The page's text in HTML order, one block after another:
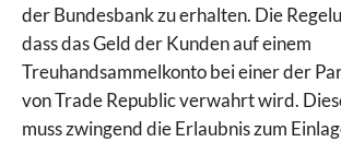
der Bundesbank zu erhalten. Die
dass das Geld der Kunden auf einem
Treuhandsammelkonto bei einer der
von Trade Republic verwahrt wird.
muss zwingend die Erlaubnis zum